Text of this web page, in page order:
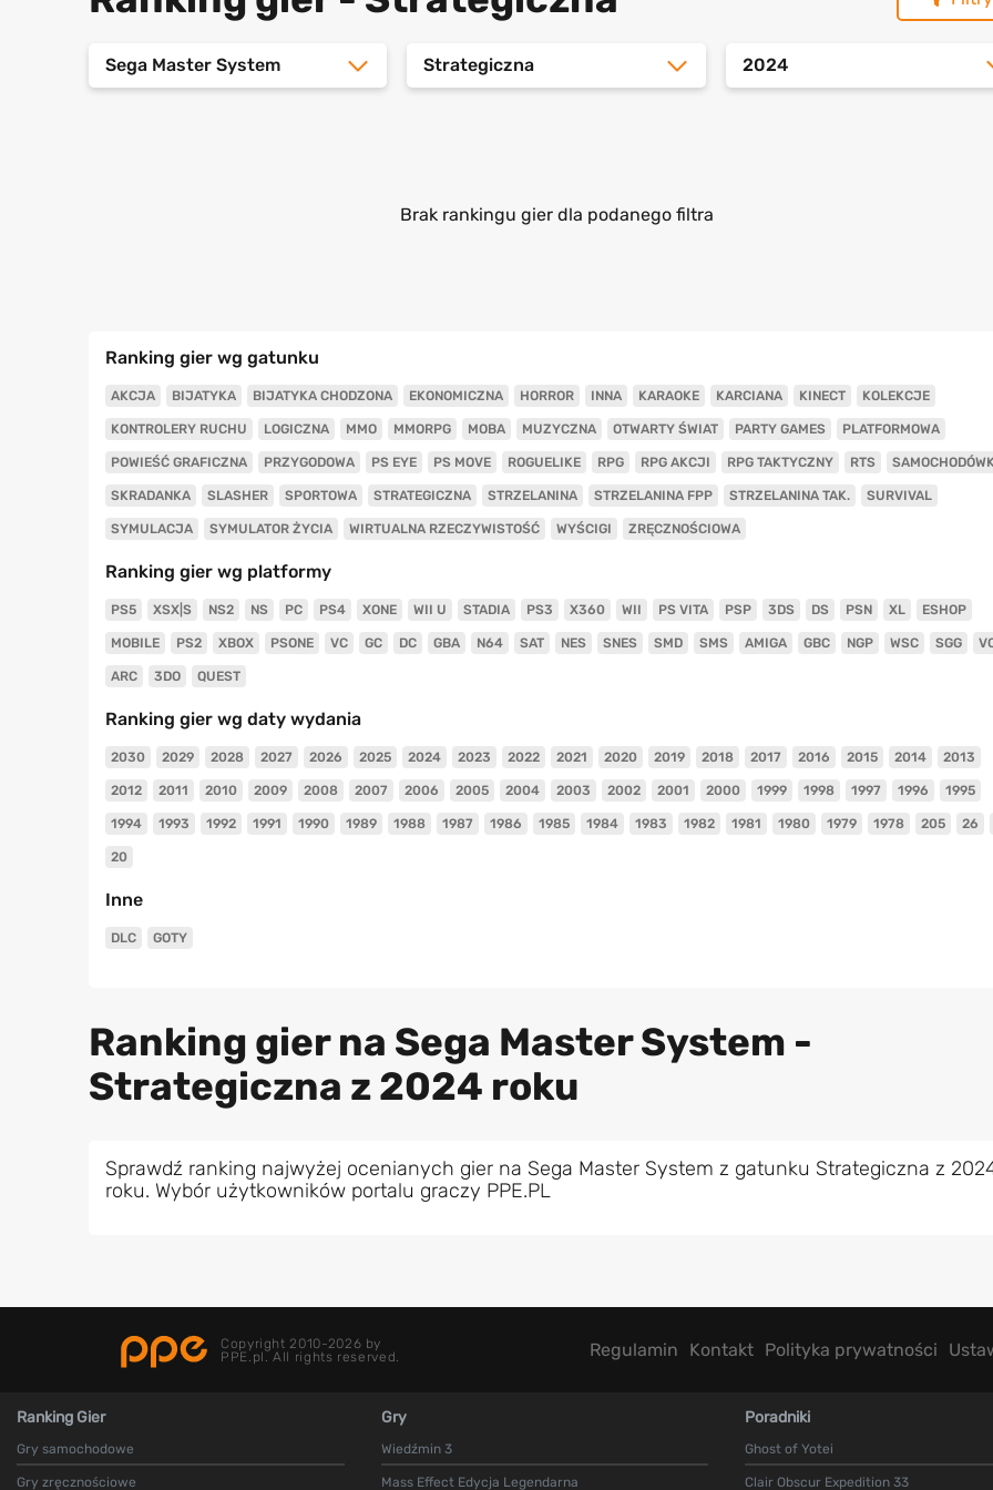
Sega Master System Strategiczna 2024
Brak rankingu gier dla podanego filtra
Ranking gier wg gatunku
AKCJA BIJATYKA BIJATYKA CHODZONA EKONOMICZNA HORROR INNA KARAOKE KARCIANA KINECT KOLEKCJE
KONTROLERY RUCHU LOGICZNA MMO MMORPG MOBA MUZYCZNA OTWARTY ŚWIAT PARTY GAMES PLATFORMOWA
POWIEŚĆ GRAFICZNA PRZYGODOWA PS EYE PS MOVE ROGUELIKE RPG RPG AKCJI RPG TAKTYCZNY RTS
SKRADANKA SLASHER SPORTOWA STRATEGICZNA STRZELANINA STRZELANINA FPP STRZELANINA TAK. SURVIVAL
SYMULACJA SYMULATOR ŻYCIA WIRTUALNA RZECZYWISTOŚĆ WYŚCIGI ZRĘCZNOŚCIOWA
Ranking gier wg platformy
PS5 XSX|S NS2 NS PC PS4 XONE WII U STADIA PS3 X360 WII PS VITA PSP 3DS DS PSN XL ESHOP
MOBILE PS2 XBOX PSONE VC GC DC GBA N64 SAT NES SNES SMD SMS AMIGA GBC NGP WSC SGG
ARC 3DO QUEST
Ranking gier wg daty wydania
2030 2029 2028 2027 2026 2025 2024 2023 2022 2021 2020 2019 2018 2017 2016 2015 2014 2013
2012 2011 2010 2009 2008 2007 2006 2005 2004 2003 2002 2001 2000 1999 1998 1997 1996 1995
1994 1993 1992 1991 1990 1989 1988 1987 1986 1985 1984 1983 1982 1981 1980 1979 1978 205 26
20
Inne
DLC GOTY
Ranking gier na Sega Master System -
Strategiczna z 2024 roku
Sprawdź ranking najwyżej ocenianych gier na Sega Master System z gatunku Strategiczna z
roku. Wybór użytkowników portalu graczy PPE.PL
Copyright 2010-2026 by
PPE.pl. All rights reserved.
Regulamin Kontakt Polityka prywatności
Ranking Gier
Gry samochodowe
Gry zręcznościowe
Gry
Wiedźmin 3
Mass Effect Edycja Legendarna
Poradniki
Ghost of Yotei
Clair Obscur Expedition 33